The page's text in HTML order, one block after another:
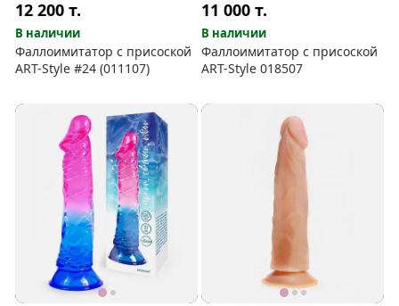
12 200т.
В наличии
Фаллоимитатор с присоской
ART-Style #24 (011107)
11 000т.
В наличии
Фаллоимитатор с присоской
ART-Style 018507